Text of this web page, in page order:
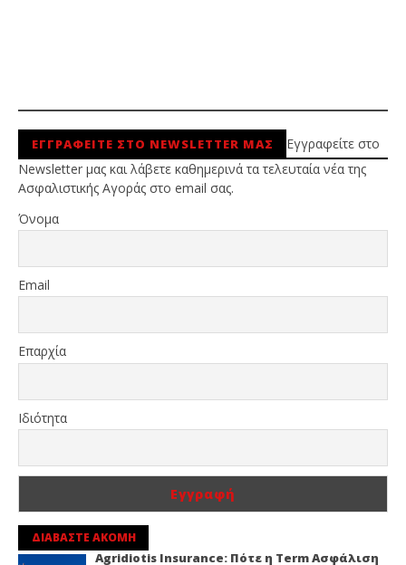
ΕΓΓΡΑΦΕΙΤΕ ΣΤΟ NEWSLETTER ΜΑΣ
Εγγραφείτε στο
Newsletter μας και λάβετε καθημερινά τα τελευταία νέα της
Ασφαλιστικής Αγοράς στο email σας.
Όνομα
Email
Επαρχία
Ιδιότητα
ΔΙΑΒΑΣΤΕ ΑΚΟΜΗ
Agridiotis Insurance: Πότε η Term Ασφάλιση